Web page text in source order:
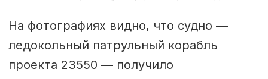
На фотографиях видно, что судно —
ледокольный патрульный корабль
проекта 23550 — получило